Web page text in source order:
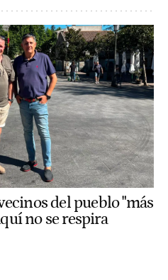
del pueblo "más
no se respira